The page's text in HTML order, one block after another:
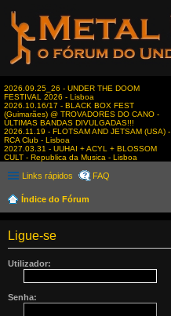
2026.09.25_26 - UNDER THE DOOM
FESTIVAL 2026 - Lisboa
2026.10.16/17 - BLACK BOX FEST
(Guimarães) @ TROVADORES DO CANO -
ÚLTIMAS BANDAS DIVULGADAS!!!
2026.11.19 - FLOTSAM AND JETSAM (USA) -
RCA Club - Lisboa
2027.03.31 - UUHAI + ACYL + BLOSSOM
CULT - Republica da Musica - Lisboa
Links rápidos FAQ
Índice do Fórum
Ligue-se
Utilizador:
Senha: